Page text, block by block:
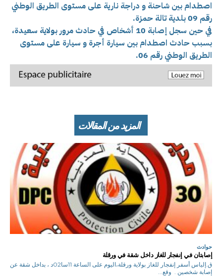
اصطدام بين شاحنة و دراجة نارية على مستوى الطريق الوطني
رقم 09 بلدية تالة حمزة.
في حين سجل إصابة 10 أشخاص في حادث مرور بولاية سعيدة،
بسبب حادث اصطدام بين سيارة أجرة و سيارة على مستوى
الطريق الوطني رقم 06.
المزيد من المقالات
حوادث
إصابتان في إنفجار للغاز داخل شقة في ورقلة
ق.إلياس أسفر إنفجار للغاز بولاية ورقلة،اليوم على الساعة 11سا02د ، بداخل شقة عن
إصابة شخصين . وقع...